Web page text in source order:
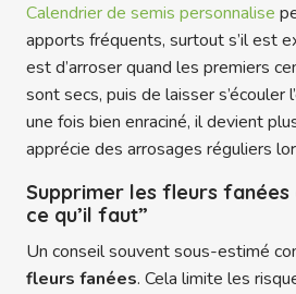
Calendrier de semis personnalise
apports fréquents, surtout s’il est
est d’arroser quand les premiers
sont secs, puis de laisser s’écouler
une fois bien enraciné, il devient
apprécie des arrosages réguliers
Supprimer les fleurs
ce qu’il faut”
Un conseil souvent sous-estimé
fleurs fanées. Cela limite les